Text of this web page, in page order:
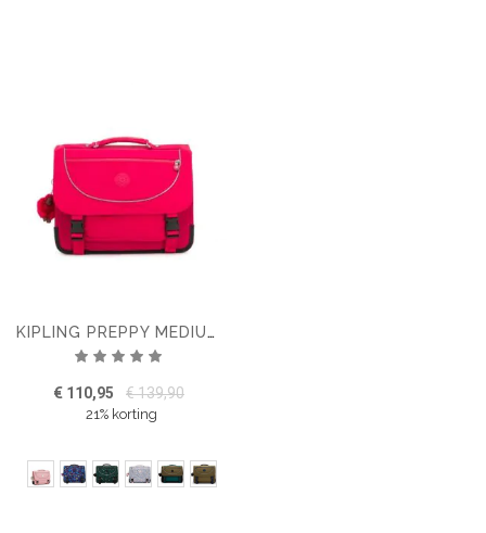
KIPLING PREPPY MEDIUM SCHOOLTAS
Waardering:
€ 110,95 € 139,90
21% korting